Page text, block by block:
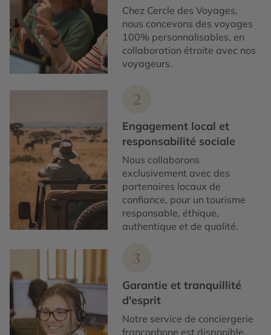
Chez Cercle des Voyages,
nous concevons des voyages
100% personnalisables, en
collaboration étroite avec nos
voyageurs.
2
Engagement local et
responsabilité sociale
Nous collaborons
exclusivement avec des
partenaires locaux de
confiance, pour un tourisme
responsable, éthique,
authentique et de qualité.
3
Garantie et tranquillité
d'esprit
Notre service de conciergerie
francophone est disponible,